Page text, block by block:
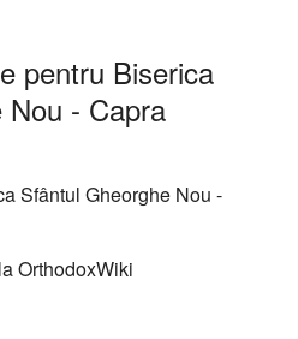
pentru Biserica
- Capra
Sfântul Gheorghe Nou -
OrthodoxWiki